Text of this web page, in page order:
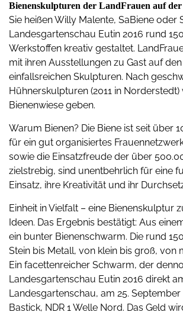
Bienenskulpturen der LandFrauen auf der
Sie heißen Willy Malente, SaBiene
Landesgartenschau Eutin 2016 rund
Werkstoffen kreativ gestaltet.
mit ihren Ausstellungen zu Gast auf
einfallsreichen Skulpturen. Nach
Hühnerskulpturen (2011 in Norderstedt)
Bienenwiese geben.
Warum Bienen? Die Biene ist seit über
für ein gut organisiertes
sowie die Einsatzfreude der über
zielstrebig, sind unentbehrlich für eine
Einsatz, ihre Kreativität und ihr
Einheit in Vielfalt – eine
Ideen. Das Ergebnis bestätigt: Aus
ein bunter Bienenschwarm. Die rund
Stein bis Metall, von klein bis groß,
Ein facettenreicher Schwarm, der
Landesgartenschau Eutin 2016 direkt
Landesgartenschau, am 25.
Bastick, NDR 1 Welle Nord. Das Geld